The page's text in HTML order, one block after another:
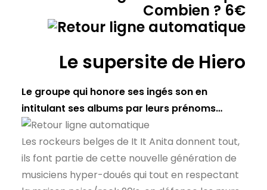
Combien ? 6€
Le supersite de Hiero
Le groupe qui honore ses ingés son en
intitulant ses albums par leurs prénoms…
Les rockeurs belges de It It Anita donnent tout,
ils font partie de cette nouvelle génération de
musiciens hyper-doués qui tout en respectant